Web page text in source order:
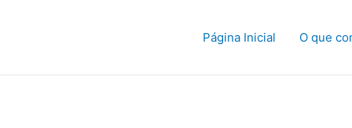
Página Inicial O que